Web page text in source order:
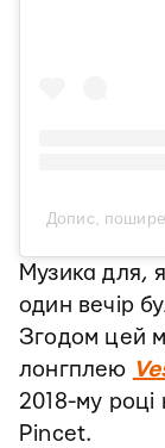
Допис,
Музика для,
один вечір
Згодом цей
лонгплею
2018-му році
Pincet.